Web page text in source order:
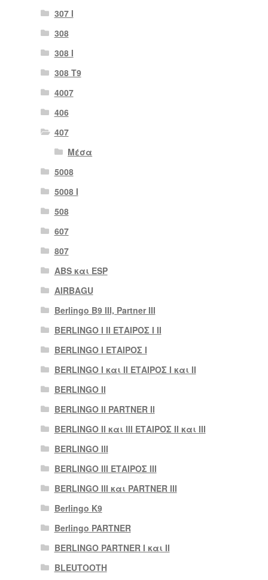
307 Ι
308
308 Ι
308 Τ9
4007
406
407
Μέσα
5008
5008 Ι
508
607
807
ABS και ESP
AIRBAGU
Berlingo B9 III, Partner III
BERLINGO I II ΕΤΑΙΡΟΣ I II
BERLINGO I ΕΤΑΙΡΟΣ Ι
BERLINGO I και II ΕΤΑΙΡΟΣ I και II
BERLINGO II
BERLINGO II PARTNER II
BERLINGO II και III ΕΤΑΙΡΟΣ II και III
BERLINGO III
BERLINGO III ΕΤΑΙΡΟΣ III
BERLINGO III και PARTNER III
Berlingo K9
Berlingo PARTNER
BERLINGO PARTNER I και II
BLEUTOOTH